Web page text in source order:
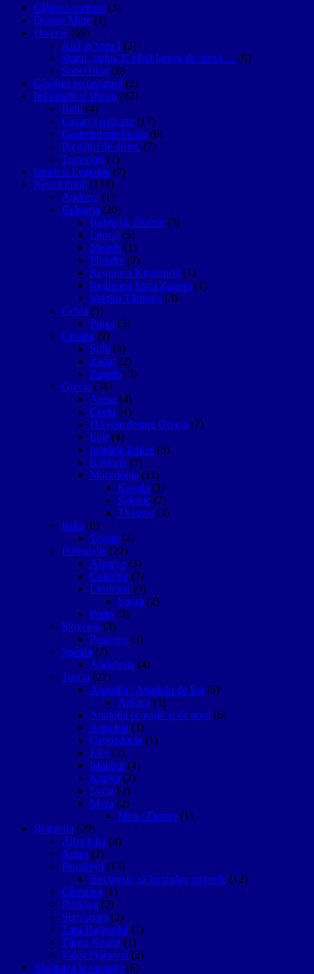
Călători-scriitori (3)
Despre Mine (1)
Diverse (69)
Aici aș vrea ! (2)
Statui, statui, E plină lumea de statui…. (9)
SuperBlog (8)
Gânduri pe tastatură (2)
Informatii si sfaturi (42)
Bani (4)
Cazari verificate (17)
Gastronomie locala (6)
Pregătiri de drum. (7)
Transport (7)
Istorii si Legende (7)
Restul lumii (138)
Andorra (1)
Bulgaria (20)
Bulgaria, diverse (3)
Litoral (5)
Melnik (1)
Plovdiv (2)
Regiunea Kiustendil (1)
Regiunea Stara Zagora (1)
Vekiko Târnovo (3)
Cehia (5)
Praga (3)
Croatia (9)
Split (3)
Zadar (2)
Zagreb (3)
Grecia (38)
Atena (4)
Corfu (4)
Diverse despre Grecia (7)
Epir (4)
Insulele Ionice (5)
Kastoria (1)
Macedonia (11)
Kavala (1)
Salonic (2)
Thassos (3)
Italia (6)
Trieste (4)
Portugalia (22)
Algarve (3)
Coimbra (3)
Lisabona (9)
Sintra (2)
Porto (3)
Slovenia (3)
Postojna (3)
Spania (7)
Andalusia (4)
Turcia (27)
Anatolia / Anadolu de Est (5)
Ankara (1)
Anatolia centrală și de nord (6)
Antiohia (3)
Cappadocia (1)
Efes (2)
Istanbul (4)
Konya (2)
Lycia (2)
Myra (2)
Mira / Demre (1)
Romania (29)
Alba Iulia (4)
Argeș (2)
București (13)
București, să luminăm umbrele (12)
Câmpina (1)
Prahova (2)
Sighişoara (2)
Țara Hațegului (1)
Târgu Neamţ (1)
Valea Prahovei (2)
Sănătatea în vacanțe (6)